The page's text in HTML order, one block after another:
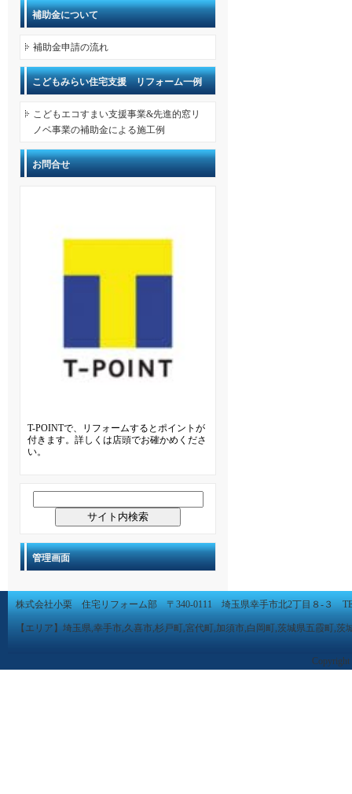
補助金について
補助金申請の流れ
こどもみらい住宅支援 リフォーム一例
こどもエコすまい支援事業&先進的窓リ
ノベ事業の補助金による施工例
お問合せ
T-POINTで、リフォームするとポイントが
付きます。詳しくは店頭でお確かめくださ
い。
管理画面
株式会社小栗 住宅リフォーム部 〒340-0111 埼玉県幸手市北2丁目８-３
【エリア】埼玉県,幸手市,久喜市,杉戸町,宮代町,加須市,白岡町,茨城県五霞町,茨